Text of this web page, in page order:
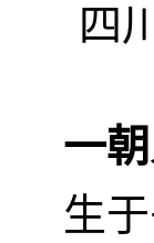
四
一
生